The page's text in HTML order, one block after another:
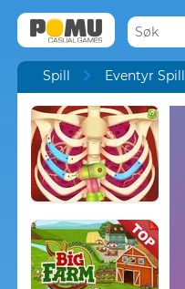
Spill Eventyr Spill